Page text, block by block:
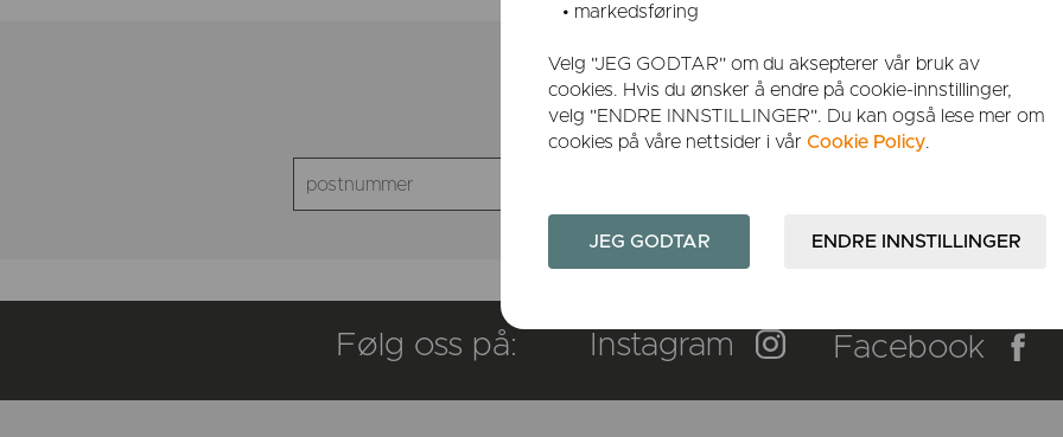
FINN DIN FORHANDLER
Følg oss på: Instagram Facebook
• markedsføring
Velg "JEG GODTAR" om du aksepterer vår bruk av
cookies. Hvis du ønsker å endre på cookie-innstillinger,
velg "ENDRE INNSTILLINGER". Du kan også lese mer om
cookies på våre nettsider i vår Cookie Policy